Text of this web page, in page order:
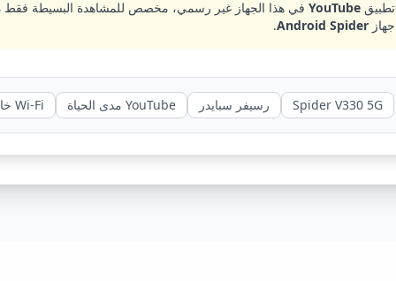
تطبيق YouTube في هذا الجهاز غير رسمي، مخصص للمشاهدة البسيطة فقط
جهاز Android Spider
.
Spider V330 5G رسيفر سبايدر YouTube مدى الحياة Wi-Fi خارجي